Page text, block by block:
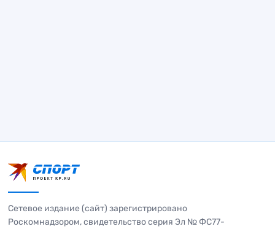
Сетевое издание (сайт) зарегистрировано
Роскомнадзором, свидетельство серия Эл № ФС77-